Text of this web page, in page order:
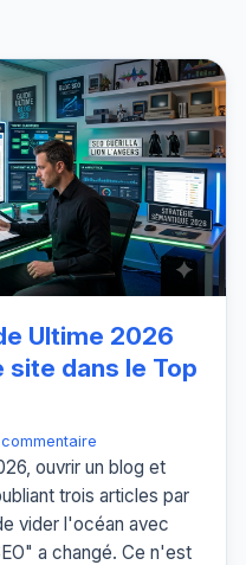
Ultime 2026
dans le Top
ouvrir un blog et
trois articles par
vider l'océan avec
a changé. Ce n'est